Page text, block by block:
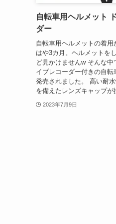
自転車用ヘルメット
ダー
自転車用ヘルメットの着用
はや3カ月。ヘルメットを
ど見かけませんw そんな中
イブレコーダー付きの自転
発売されました。 高い耐
を備えたレンズキャップが
2023年7月9日